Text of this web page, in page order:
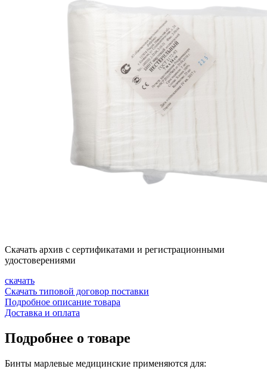
Скачать архив с сертификатами и регистрационными
удостоверениями
скачать
Скачать типовой договор поставки
Подробное описание товара
Доставка и оплата
Подробнее о товаре
Бинты марлевые медицинские применяются для: